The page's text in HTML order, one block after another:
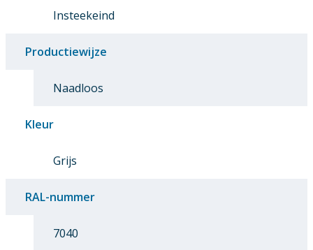
Insteekeind
Productiewijze
Naadloos
Kleur
Grijs
RAL-nummer
7040